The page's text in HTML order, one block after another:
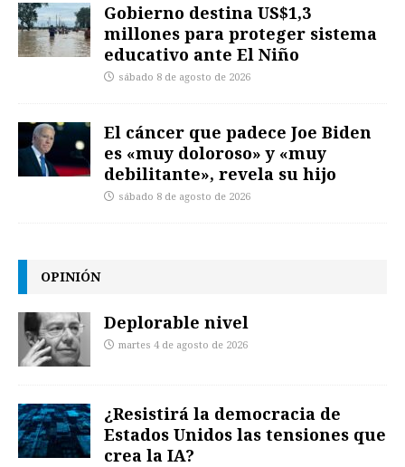
Gobierno destina US$1,3
millones para proteger sistema
educativo ante El Niño
sábado 8 de agosto de 2026
El cáncer que padece Joe Biden
es «muy doloroso» y «muy
debilitante», revela su hijo
sábado 8 de agosto de 2026
OPINIÓN
Deplorable nivel
martes 4 de agosto de 2026
¿Resistirá la democracia de
Estados Unidos las tensiones que
crea la IA?